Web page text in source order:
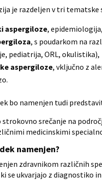
je razdeljen v tri tematske
aspergiloze,
, s poudarkom na
pediatrija, ORL, okulistika),
aspergiloze, vključno z
bo namenjen tudi
strokovno srečanje na
medicinskimi
namenjen?
zdravnikom različnih
se ukvarjajo z diagnostiko